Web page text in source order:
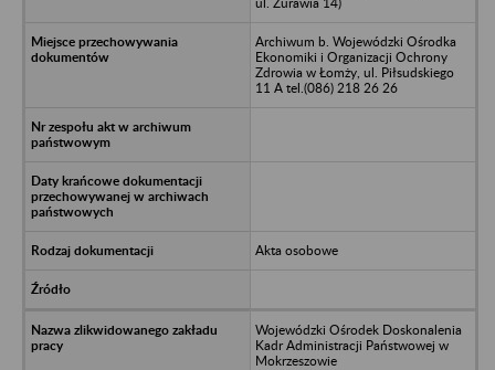
Archiwum b. Wojewódzki Ośrodka
Ekonomiki i Organizacji Ochrony
Zdrowia w Łomży, ul. Piłsudskiego
11 A tel.(086) 218 26 26
Akta osobowe
Wojewódzki Ośrodek Doskonalenia
Kadr Administracji Państwowej w
Mokrzeszowie